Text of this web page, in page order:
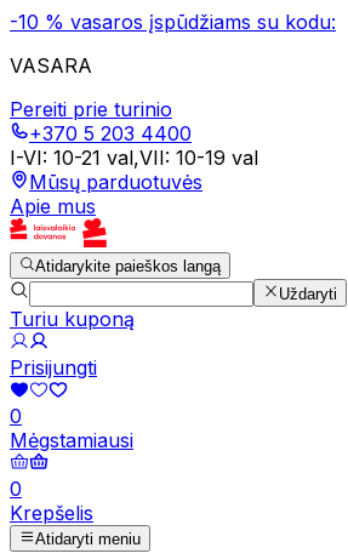
-10 % vasaros įspūdžiams su kodu:
VASARA
Pereiti prie turinio
+370 5 203 4400
I-VI: 10-21 val,VII: 10-19 val
Mūsų parduotuvės
Apie mus
Atidarykite paieškos langą
Uždaryti
Turiu kuponą
Prisijungti
0
Mėgstamiausi
0
Krepšelis
Atidaryti meniu